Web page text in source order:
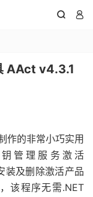
 
AAct v4.3.1
作的非常小巧实用
管理服务激活
装及删除激活产品
该程序无需.NET